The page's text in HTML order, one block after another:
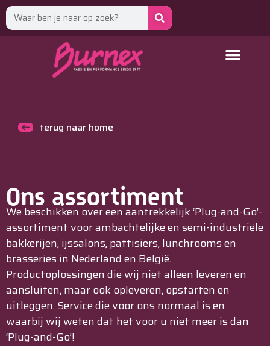
terug naar home
Ons assortiment
We beschikken over een aantrekkelijk ‘Plug-and-Go’-
assortiment voor ambachtelijke en semi-industriële
bakkerijen, ijssalons, pattisiers, lunchrooms en
brasseries in Nederland en België.
Productoplossingen die wij niet alleen leveren en
aansluiten, maar ook opleveren, opstarten en
uitleggen. Service die voor ons normaal is en
waarbij wij weten dat het voor u niet meer is dan
‘Plug-and-Go’!